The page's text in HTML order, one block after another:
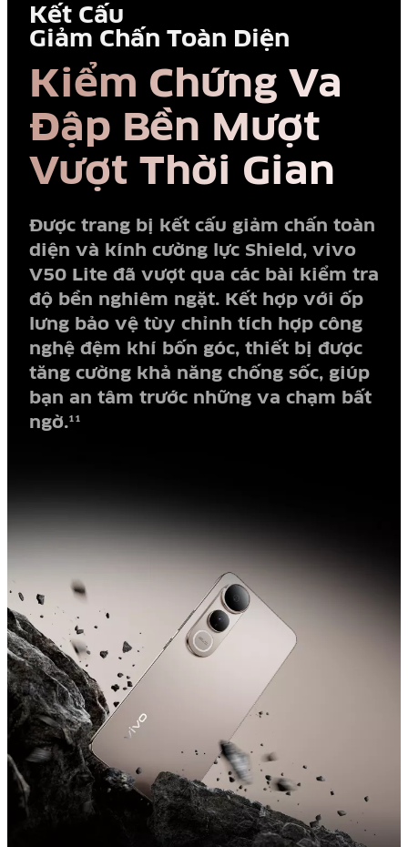
Kết Cấu
Giảm Chấn Toàn Diện
Kiểm Chứng Va
Đập Bền Mượt
Vượt Thời Gian
Được trang bị kết cấu giảm chấn toàn
diện và kính cường lực Shield, vivo
V50 Lite đã vượt qua các bài kiểm tra
độ bền nghiêm ngặt. Kết hợp với ốp
lưng bảo vệ tùy chỉnh tích hợp công
nghệ đệm khí bốn góc, thiết bị được
tăng cường khả năng chống sốc, giúp
bạn an tâm trước những va chạm bất
ngờ.11